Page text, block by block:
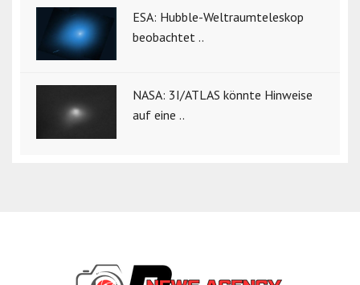
ESA: Hubble-Weltraumteleskop
beobachtet ..
NASA: 3I/ATLAS könnte Hinweise
auf eine ..